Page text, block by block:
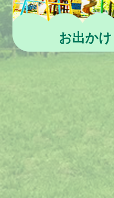
お出かけ